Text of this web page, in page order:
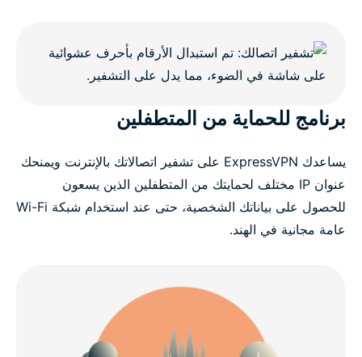
برنامج للحماية من المتطفلين
يساعدك ExpressVPN على تشفير اتصالاتك بالإنترنت ويمنحك
عنوان IP مختلف لحمايتك من المتطفلين الذين يسعون
للحصول على بياناتك الشخصية، حتى عند استخدام شبكة Wi-Fi
عامة مجانية في الهند.